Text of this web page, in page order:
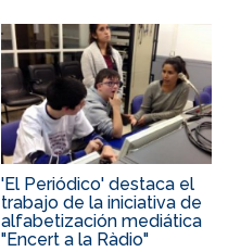
'El Periódico' destaca el
trabajo de la iniciativa de
alfabetización mediática
"Encert a la Ràdio"